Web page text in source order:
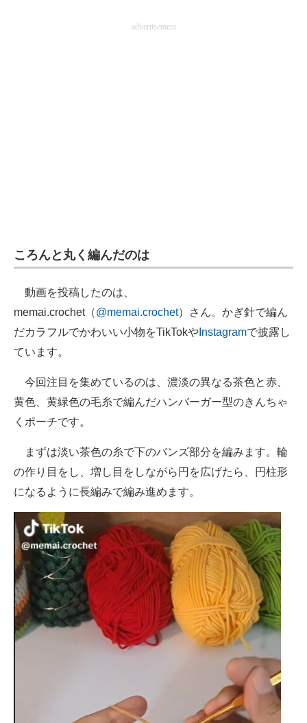
製造業のIT導入・活用を支援
モノづくり技術者専門サイト
エレクトロニクス専門サイト
電子設計の基本と応用
エネルギーの専門メディア
建設×テクノロジーの最前線
ちょっと気になるネットの話題
advertisement
ころんと丸く編んだのは
動画を投稿したのは、
memai.crochet（@memai.crochet）さん。かぎ針で編ん
だカラフルでかわいい小物をTikTokや Instagramで披露し
ています。
今回注目を集めているのは、濃淡の異なる茶色と赤、
黄色、黄緑色の毛糸で編んだハンバーガー型のきんちゃ
くポーチです。
まずは淡い茶色の糸で下のバンズ部分を編みます。輪
の作り目をし、増し目をしながら円を広げたら、円柱形
になるように長編みで編み進めます。